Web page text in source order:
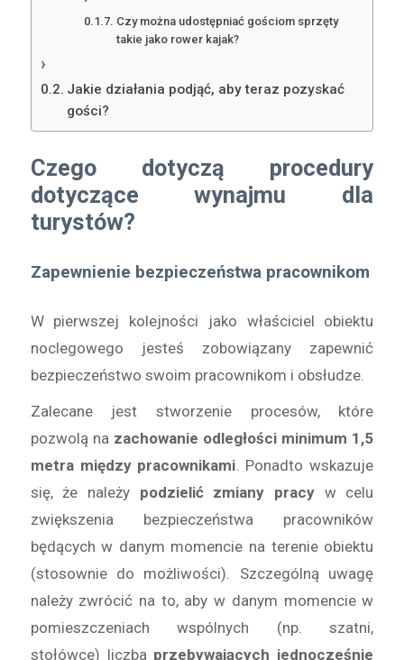
Czy można udostępniać gościom sprzęty
takie jako rower kajak?
Jakie działania podjąć, aby teraz pozyskać
gości?
Czego dotyczą procedury
dotyczące wynajmu dla
turystów?
Zapewnienie bezpieczeństwa pracownikom
W pierwszej kolejności jako właściciel obiektu
noclegowego jesteś zobowiązany zapewnić
bezpieczeństwo swoim pracownikom i obsłudze.
Zalecane jest stworzenie procesów, które
pozwolą na zachowanie odległości minimum 1,5
metra między pracownikami. Ponadto wskazuje
się, że należy podzielić zmiany pracy w celu
zwiększenia bezpieczeństwa pracowników
będących w danym momencie na terenie obiektu
(stosownie do możliwości). Szczególną uwagę
należy zwrócić na to, aby w danym momencie w
pomieszczeniach wspólnych (np. szatni,
stołówce) liczba przebywających jednocześnie